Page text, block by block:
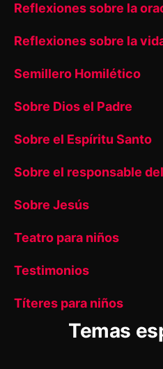
Reflexiones sobre la
Reflexiones sobre la
Semillero Homilético
Sobre Dios el Padre
Sobre el Espíritu Santo
Sobre el responsable
Sobre Jesús
Teatro para niños
Testimonios
Títeres para niños
Temas